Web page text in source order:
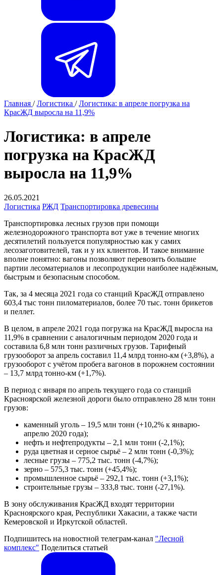
Главная / Логистика / Логистика: в апреле погрузка на
КрасЖД выросла на 11,9%
Логистика: в апреле
погрузка на КрасЖД
выросла на 11,9%
26.05.2021
Логистика РЖД Транспортировка древесины
Транспортировка лесных грузов при помощи
железнодорожного транспорта вот уже в течение многих
десятилетий пользуется популярностью как у самих
лесозаготовителей, так и у их клиентов. И такое внимание
вполне понятно: вагоны позволяют перевозить большие
партии лесоматериалов и лесопродукции наиболее надёжным,
быстрым и безопасным способом.
Так, за 4 месяца 2021 года со станций КрасЖД отправлено
603,4 тыс тонн пиломатериалов, более 70 тыс. тонн брикетов
и пеллет.
В целом, в апреле 2021 года погрузка на КрасЖД выросла на
11,9% в сравнении с аналогичным периодом 2020 года и
составила 6,8 млн тонн различных грузов. Тарифный
грузооборот за апрель составил 11,4 млрд тонно-км (+3,8%), а
грузооборот с учётом пробега вагонов в порожнем состоянии
– 13,7 млрд тонно-км (+1,7%).
В период с января по апрель текущего года со станций
Красноярской железной дороги было отправлено 28 млн тонн
грузов:
каменный уголь – 19,5 млн тонн (+10,2% к январю-
апрелю 2020 года);
нефть и нефтепродукты – 2,1 млн тонн (-2,1%);
руда цветная и серное сырьё – 2 млн тонн (-0,3%);
лесные грузы – 775,2 тыс. тонн (-4,7%);
зерно – 575,3 тыс. тонн (+45,4%);
промышленное сырьё – 292,1 тыс. тонн (+3,1%);
строительные грузы – 333,8 тыс. тонн (-27,1%).
В зону обслуживания КрасЖД входят территории
Красноярского края, Республики Хакасии, а также части
Кемеровской и Иркутской областей.
Подпишитесь на новостной телеграм-канал "Лесной
комплекс" Поделиться статьей